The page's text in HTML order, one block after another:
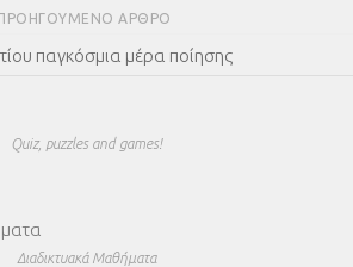
ΆΡΘΡΟ
παγκόσμια μέρα ποίησης
Quiz, puzzles and games!
Διαδικτυακά Μαθήματα